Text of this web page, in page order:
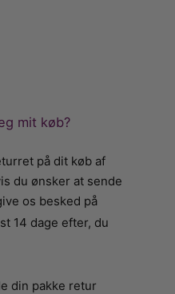
mit køb?
på dit køb af
du ønsker at sende
os besked på
14 dage efter, du
din pakke retur